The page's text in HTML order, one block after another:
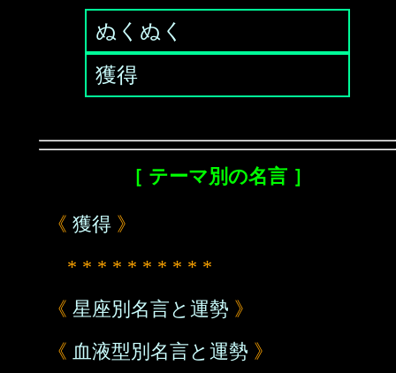
ぬくぬく
獲得
［ テーマ別の名言 ］
《 獲得 》
* * * * * * * * * *
《 星座別名言と運勢 》
《 血液型別名言と運勢 》